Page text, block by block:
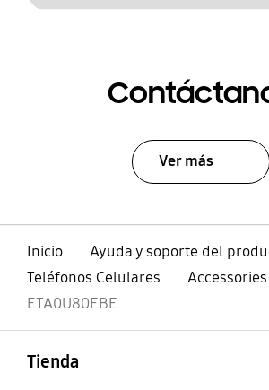
Ver más
Inicio
Ayuda y soporte del
Teléfonos Celulares
Accessories
ETA0U80EBE
Tienda